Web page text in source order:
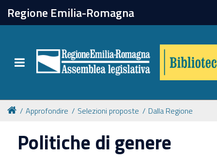
Regione Emilia-Romagna
Toggle navigation
chiudi
Catalogo online
Collezioni
Per approfondire
Approfondire Selezioni proposte Dalla Regione
Politiche di genere